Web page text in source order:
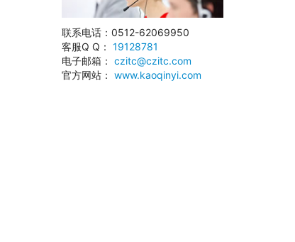
联系电话：0512-62069950
客服Q Q： 19128781
电子邮箱： czitc@czitc.com
官方网站： www.kaoqinyi.com